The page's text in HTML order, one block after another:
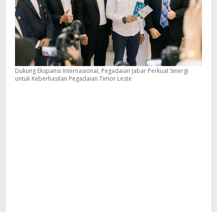
Dukung Ekspansi Internasional, Pegadaian Jabar Perkuat Sinergi
untuk Keberhasilan Pegadaian Timor Leste